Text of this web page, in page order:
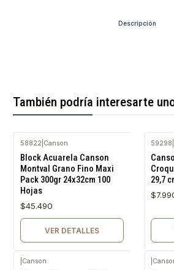
Descripción
También podría interesarte
58822 Canson
Block Acuarela Canson
Montval Grano Fino Maxi
Pack 300gr 24x32cm 100
Hojas
$45.490
VER DETALLES
59298
29,7
Canson